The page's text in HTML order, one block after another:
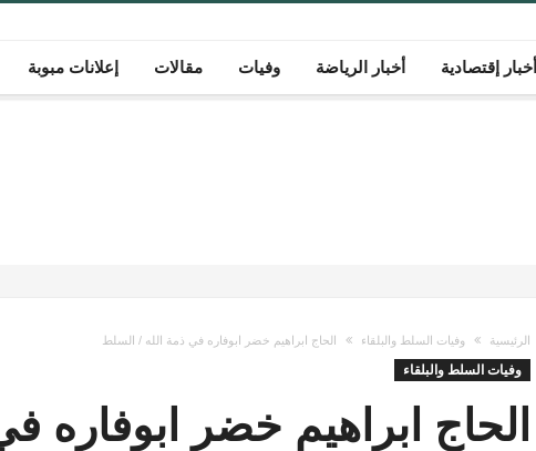
أخبار إقتصادية أخبار الرياضة وفيات مقالات إعلانات مبوبة
الرئيسية وفيات السلط والبلقاء الحاج ابراهيم خضر ابوفاره في ذمة الله / السلط
وفيات السلط والبلقاء
الحاج ابراهيم خضر ابوفاره